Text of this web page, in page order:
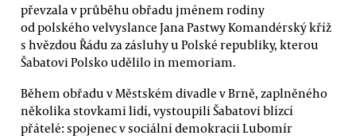
převzala v průběhu obřadu jménem rodiny
od polského velvyslance Jana Pastwy Komandérský kříž
s hvězdou Řádu za zásluhy u Polské republiky, kterou
Šabatovi Polsko udělilo in memoriam.
Během obřadu v Městském divadle v Brně, zaplněného
několika stovkami lidí, vystoupili Šabatovi blízcí
přátelé: spojenec v sociální demokracii Lubomír